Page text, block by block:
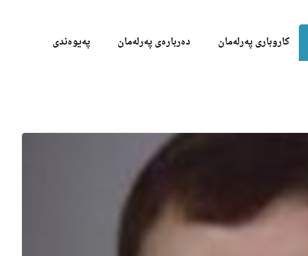
کاروباری پەرلەمان دەربارەی پەرلەمان پەیوەندی